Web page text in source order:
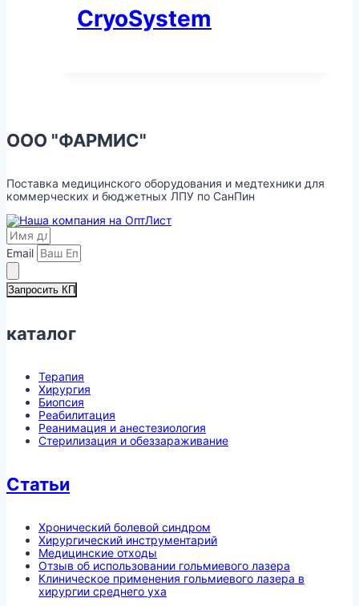
CryoSystem
ООО "ФАРМИС"
Поставка медицинского оборудования и медтехники для
коммерческих и бюджетных ЛПУ по СанПин
Email
Запросить КП
каталог
Терапия
Хирургия
Биопсия
Реабилитация
Реанимация и анестезиология
Стерилизация и обеззараживание
Статьи
Хронический болевой синдром
Хирургический инструментарий
Медицинские отходы
Отзыв об использовании гольмиевого лазера
Клиническое применения гольмиевого лазера в
хирургии среднего уха